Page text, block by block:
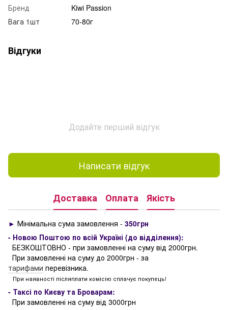
Бренд
Kiwi Passion
Вага 1шт
70-80г
Відгуки
Додайте перший відгук
Написати відгук
Доставка Оплата Якість
► Мінімальна сума замовлення - 350грн
- Новою Поштою по всій Україні (до відділення):
БЕЗКОШТОВНО - при замовленні на суму від 2000грн.
При замовленні на суму до 2000грн - за
тарифами перевізника.
При наявності післяплати комісію сплачує покупець!
- Таксі по Києву та Броварам:
При замовленні на суму від 3000грн